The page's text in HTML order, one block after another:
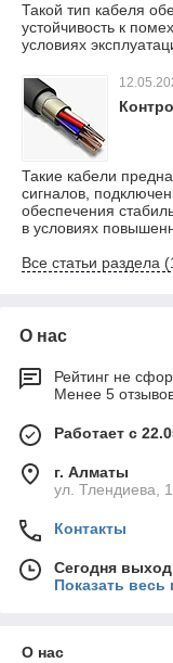
Такой тип кабеля
устойчивость к
условиях
Такие кабели
сигналов,
обеспечения
в условиях
Все статьи раздела
О нас
Рейтинг не
Менее 5
Работает с
г. Алматы
ул. Тлендиева,
Контакты
Сегодня
Показать
О нас